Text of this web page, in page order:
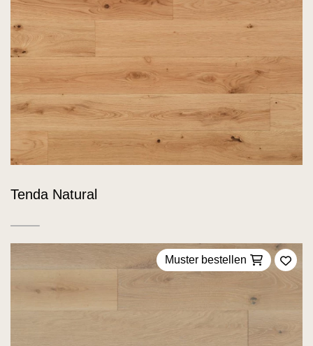
Tenda Natural
Muster bestellen
Zu